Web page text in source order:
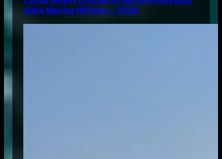
della Marina Militare – 2026